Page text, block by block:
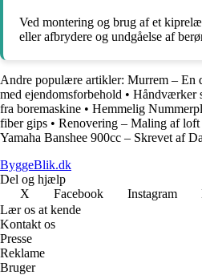
Ved montering og brug af et
eller afbrydere og undgåelse af
Andre populære artikler: Murrem – En
med ejendomsforbehold • Håndværker
fra boremaskine • Hemmelig
fiber gips • Renovering – Maling af loft
Yamaha Banshee 900cc – Skrevet af
ByggeBlik.dk
Del og hjælp
X
Facebook Instagram
Lær os at kende
Kontakt os
Presse
Reklame
Bruger